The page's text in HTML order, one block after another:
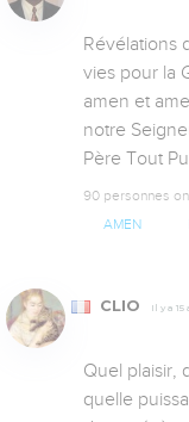
Révélations
vies pour la
amen et
notre
Père Tout
90 personnes
AMEN
CLIO Il y a
Quel plaisir,
quelle